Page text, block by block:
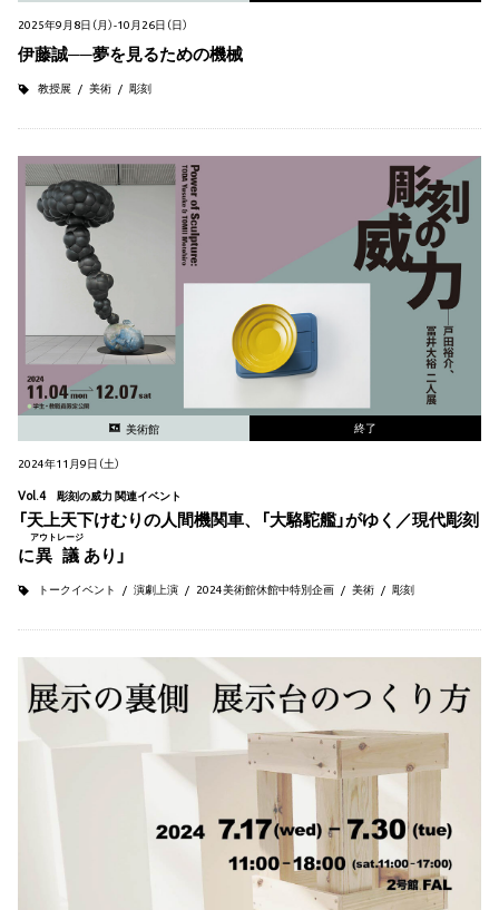
2025年9月8日（月）-10月26日（日）
伊藤誠──夢を見るための機械
教授展 美術 彫刻
美術館 終了
2024年11月9日（土）
Vol.4 彫刻の威力 関連イベント
「天上天下けむりの人間機関車、「大駱駝艦」がゆく／現代彫刻
に異議
アウトレージ
あり」
トークイベント 演劇上演 2024美術館休館中特別企画 美術 彫刻